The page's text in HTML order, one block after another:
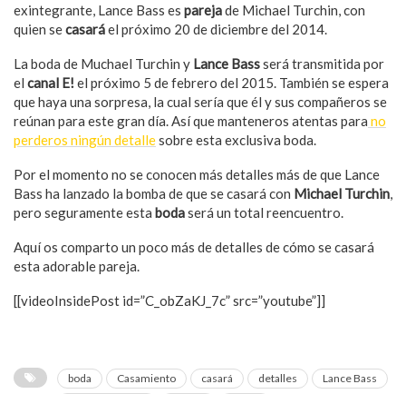
exintegrante, Lance Bass es parejade Michael Turchin, con
quien secasaráel próximo 20 de diciembre del 2014.
La boda de Muchael Turchin y Lance Bassserá transmitida por
el canal E! el próximo 5 de febrero del 2015. También se espera
que haya una sorpresa, la cual sería que él y sus compañeros se
reúnan para este gran día. Así que manteneros atentas para no
perderos ningún detallesobre esta exclusiva boda.
Por el momento no se conocen más detalles más de que Lance
Bass ha lanzado la bomba de que se casará con Michael Turchin,
pero seguramente esta bodaserá un total reencuentro.
Aquí os comparto un poco más de detalles de cómo se casará
esta adorable pareja.
[[videoInsidePost id=”C_obZaKJ_7c” src=”youtube”]]
boda Casamiento casará detalles
Lance Bass